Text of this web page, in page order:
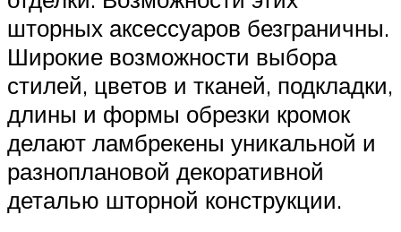
шторных аксессуаров безграничны.
Широкие возможности выбора
стилей, цветов и тканей, подкладки,
длины и формы обрезки кромок
делают ламбрекены уникальной и
разноплановой декоративной
деталью шторной конструкции.